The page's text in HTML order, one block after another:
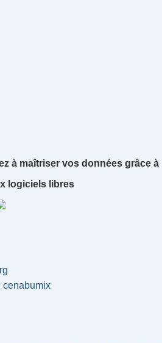
à maîtriser vos données grâce à
logiciels libres
cenabumix